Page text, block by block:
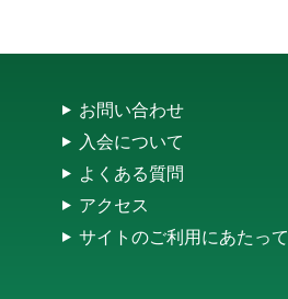
お問い合わせ
入会について
よくある質問
アクセス
サイトのご利用にあたって